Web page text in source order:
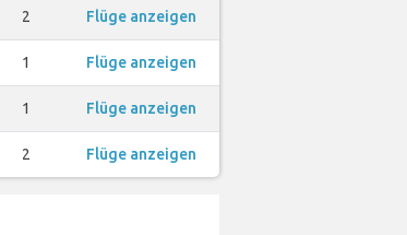
2 Flüge anzeigen
1 Flüge anzeigen
1 Flüge anzeigen
2 Flüge anzeigen